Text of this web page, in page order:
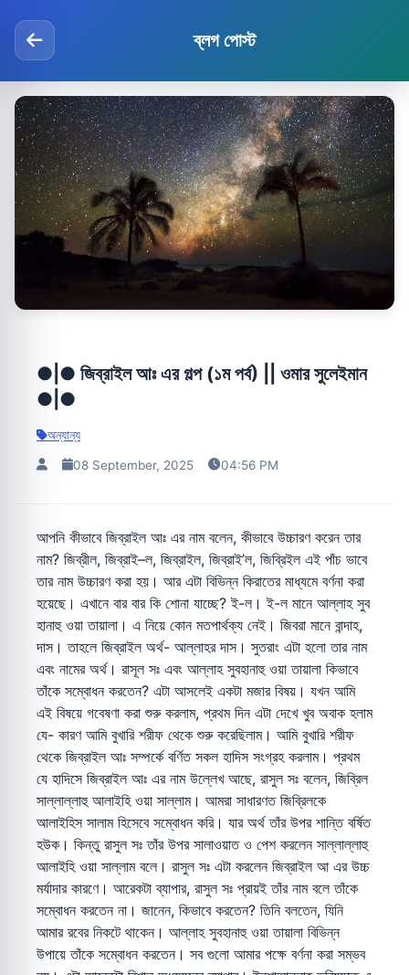
ব্লগ পোস্ট
●|● জিব্রাইল আঃ এর গল্প (১ম পর্ব) || ওমার সুলেইমান
●|●
অন্যান্য
08 September, 2025 04:56 PM
আপনি কীভাবে জিব্রাইল আঃ এর নাম বলেন, কীভাবে উচ্চারণ করেন তার
নাম? জিব্রীল, জিব্রাই–ল, জিব্রাইল, জিব্রাই’ল, জিব্রিইল এই পাঁচ ভাবে
তার নাম উচ্চারণ করা হয়। আর এটা বিভিন্ন কিরাতের মাধ্যমে বর্ণনা করা
হয়েছে। এখানে বার বার কি শোনা যাচ্ছে? ই-ল। ই-ল মানে আল্লাহ সুব
হানাহু ওয়া তায়ালা। এ নিয়ে কোন মতপার্থক্য নেই। জিবরা মানে বান্দাহ,
দাস। তাহলে জিব্রাইল অর্থ- আল্লাহর দাস। সুতরাং এটা হলো তার নাম
এবং নামের অর্থ। রাসূল সঃ এবং আল্লাহ সুবহানাহু ওয়া তায়ালা কিভাবে
তাঁকে সম্বোধন করতেন? এটা আসলেই একটা মজার বিষয়। যখন আমি
এই বিষয়ে গবেষণা করা শুরু করলাম, প্রথম দিন এটা দেখে খুব অবাক হলাম
যে- কারণ আমি বুখারি শরীফ থেকে শুরু করেছিলাম। আমি বুখারি শরীফ
থেকে জিব্রাইল আঃ সম্পর্কে বর্ণিত সকল হাদিস সংগ্রহ করলাম। প্রথম
যে হাদিসে জিব্রাইল আঃ এর নাম উল্লেখ আছে, রাসুল সঃ বলেন, জিব্রিল
সাল্লাল্লাহু আলাইহি ওয়া সাল্লাম। আমরা সাধারণত জিব্রিলকে
আলাইহিস সালাম হিসেবে সম্বোধন করি। যার অর্থ তাঁর উপর শান্তি বর্ষিত
হউক। কিন্তু রাসুল সঃ তাঁর উপর সালাওয়াত ও পেশ করলেন সাল্লাল্লাহু
আলাইহি ওয়া সাল্লাম বলে। রাসুল সঃ এটা করলেন জিব্রাইল আ এর উচ্চ
মর্যাদার কারণে। আরেকটা ব্যাপার, রাসুল সঃ প্রায়ই তাঁর নাম বলে তাঁকে
সম্বোধন করতেন না। জানেন, কিভাবে করতেন? তিনি বলতেন, যিনি
আমার রবের নিকটে থাকেন। আল্লাহ সুবহানাহু ওয়া তায়ালা বিভিন্ন
উপায়ে তাঁকে সম্বোধন করতেন। সব গুলো আমার পক্ষে বর্ণনা করা সম্ভব